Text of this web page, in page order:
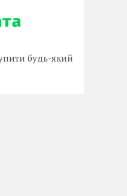
будь-який